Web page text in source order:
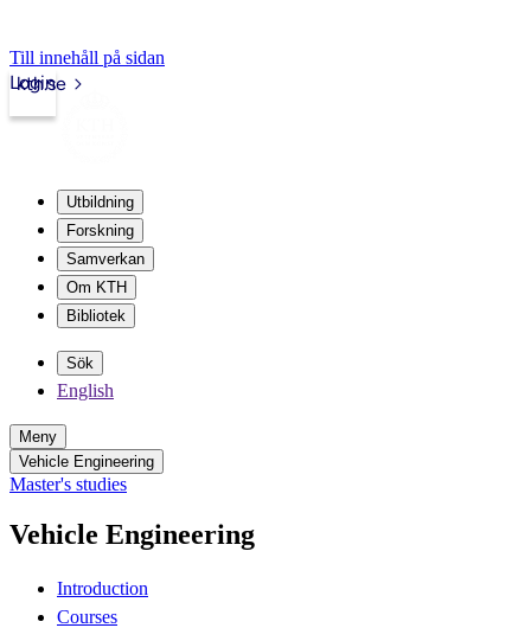
Till innehåll på sidan
kth.se
Login
Utbildning
Forskning
Samverkan
Om KTH
Bibliotek
Sök
English
Meny
Vehicle Engineering
Master's studies
Vehicle Engineering
Introduction
Courses